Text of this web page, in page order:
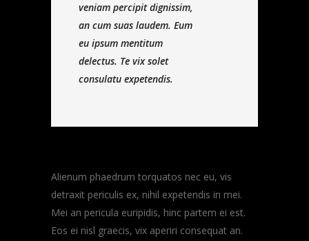
veniam percipit dignissim,
an cum suas laudem. Eum
eu ipsum mentitum
delectus. Te vix solet
consulatu expetendis.
Alienum phaedrum torquatos nec eu, vis
detraxit periculis ex, nihil expetendis in mei.
Mei an pericula euripidis, hinc partem ei est.
Eos ei nisl graecis, vix aperiri consequat an.